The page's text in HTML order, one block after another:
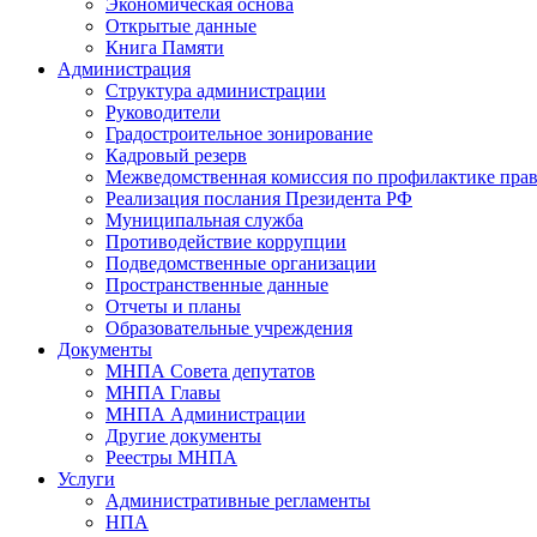
Экономическая основа
Открытые данные
Книга Памяти
Администрация
Структура администрации
Руководители
Градостроительное зонирование
Кадровый резерв
Межведомственная комиссия по профилактике
Реализация послания Президента РФ
Муниципальная служба
Противодействие коррупции
Подведомственные организации
Пространственные данные
Отчеты и планы
Образовательные учреждения
Документы
МНПА Совета депутатов
МНПА Главы
МНПА Администрации
Другие документы
Реестры МНПА
Услуги
Административные регламенты
НПА